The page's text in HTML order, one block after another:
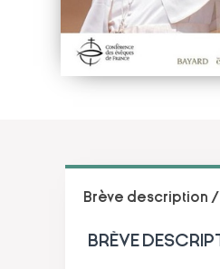
Brève description
BRÈVE